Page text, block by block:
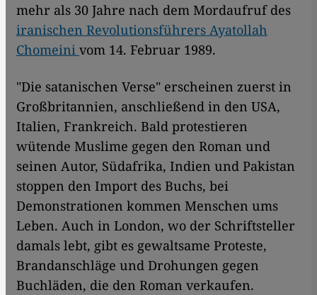
mehr als 30 Jahre nach dem Mordaufruf des
iranischen Revolutionsführers Ayatollah
Chomeini vom 14. Februar 1989.
"Die satanischen Verse" erscheinen zuerst in
Großbritannien, anschließend in den USA,
Italien, Frankreich. Bald protestieren
wütende Muslime gegen den Roman und
seinen Autor, Südafrika, Indien und Pakistan
stoppen den Import des Buchs, bei
Demonstrationen kommen Menschen ums
Leben. Auch in London, wo der Schriftsteller
damals lebt, gibt es gewaltsame Proteste,
Brandanschläge und Drohungen gegen
Buchläden, die den Roman verkaufen.